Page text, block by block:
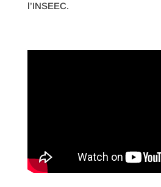
l’INSEEC.